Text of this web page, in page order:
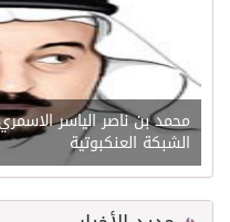
محمد بن ناصر الياسر
الشبكة العنكبوتية